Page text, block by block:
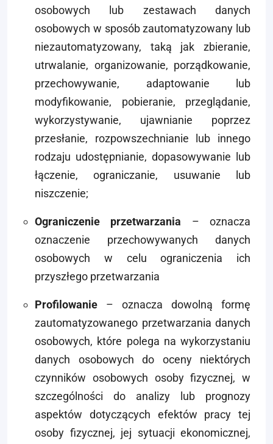
osobowych lub zestawach danych
osobowych w sposób zautomatyzowany lub
niezautomatyzowany, taką jak zbieranie,
utrwalanie, organizowanie, porządkowanie,
przechowywanie, adaptowanie lub
modyfikowanie, pobieranie, przeglądanie,
wykorzystywanie, ujawnianie poprzez
przesłanie, rozpowszechnianie lub innego
rodzaju udostępnianie, dopasowywanie lub
łączenie, ograniczanie, usuwanie lub
niszczenie;
Ograniczenie przetwarzania – oznacza
oznaczenie przechowywanych danych
osobowych w celu ograniczenia ich
przyszłego przetwarzania
Profilowanie – oznacza dowolną formę
zautomatyzowanego przetwarzania danych
osobowych, które polega na wykorzystaniu
danych osobowych do oceny niektórych
czynników osobowych osoby fizycznej, w
szczególności do analizy lub prognozy
aspektów dotyczących efektów pracy tej
osoby fizycznej, jej sytuacji ekonomicznej,